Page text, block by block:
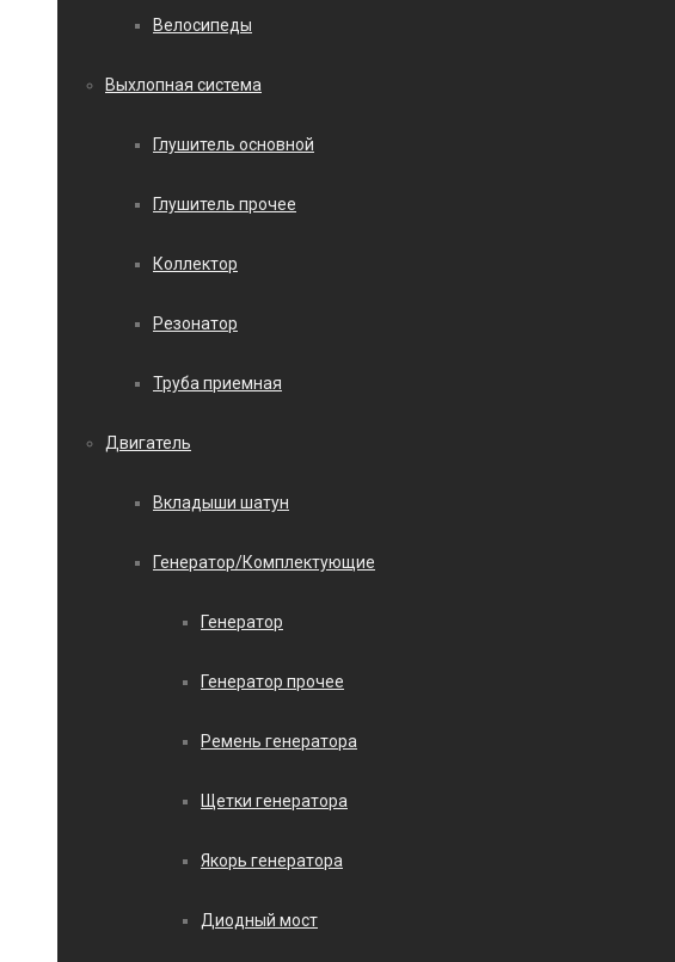
Велосипеды
Выхлопная система
Глушитель основной
Глушитель прочее
Коллектор
Резонатор
Труба приемная
Двигатель
Вкладыши шатун
Генератор/Комплектующие
Генератор
Генератор прочее
Ремень генератора
Щетки генератора
Якорь генератора
Диодный мост